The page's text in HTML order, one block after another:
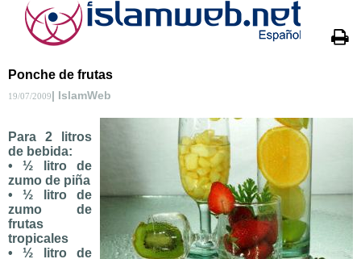
Ponche de frutas
19/07/2009| IslamWeb
Para 2 litros
de bebida:
• ½ litro de
zumo de piña
• ½ litro de
zumo de
frutas
tropicales
• ½ litro de